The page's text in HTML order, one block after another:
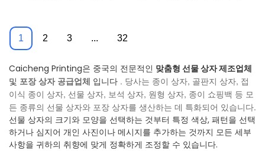
Caicheng Printing은 중국의 전문적인 맞춤형 선물 상자 제조업체
및 포장 상자 공급업체 입니다 . 당사는 종이 상자, 골판지 상자, 접
이식 종이 상자, 선물 상자, 보석 상자, 원형 상자, 종이 쇼핑백 등 모
든 종류의 선물 상자와 포장 상자를 생산하는 데 특화되어 있습니다.
선물 상자의 크기와 모양을 선택하는 것부터 특정 색상, 패턴을 선택
하거나 심지어 개인 사진이나 메시지를 추가하는 것까지 모든 세부
사항을 귀하의 취향에 맞게 정확하게 조정할 수 있습니다.
1 2 3 ... 32